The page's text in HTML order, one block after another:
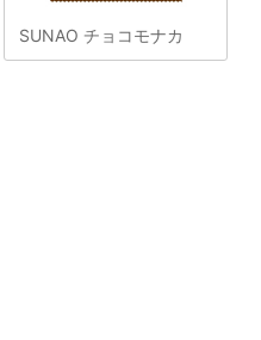
SUNAO チョコモナカ